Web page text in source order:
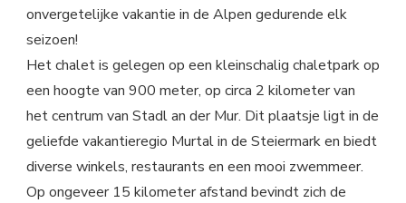
onvergetelijke vakantie in de Alpen gedurende elk
seizoen!
Het chalet is gelegen op een kleinschalig chaletpark op
een hoogte van 900 meter, op circa 2 kilometer van
het centrum van Stadl an der Mur. Dit plaatsje ligt in de
geliefde vakantieregio Murtal in de Steiermark en biedt
diverse winkels, restaurants en een mooi zwemmeer.
Op ongeveer 15 kilometer afstand bevindt zich de